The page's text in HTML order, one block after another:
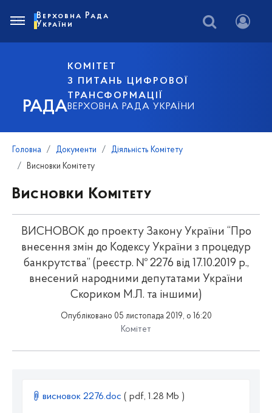
РАДА
КОМІТЕТ
З ПИТАНЬ ЦИФРОВОЇ
ТРАНСФОРМАЦІЇ
ВЕРХОВНА РАДА УКРАЇНИ
Верховна Рада
України
Головна Документи
Діяльність Комітету
Висновки Комітету
Висновки Комітету
ВИСНОВОК до проекту Закону України “Про
внесення змін до Кодексу України з процедур
банкрутства” (реєстр. № 2276 від 17.10.2019 р.,
внесений народними депутатами України
Скориком М.Л. та іншими)
Опубліковано 05 листопада 2019, о 16:20
Комітет
висновок 2276.doc ( pdf, 1.28 Mb )